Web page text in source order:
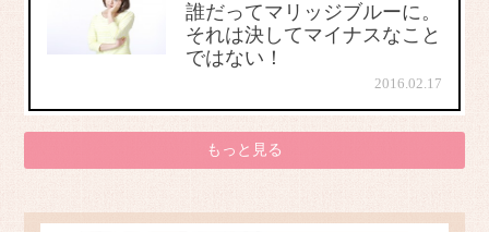
誰だってマリッジブルーに。
それは決してマイナスなこと
ではない！
2016.02.17
もっと見る